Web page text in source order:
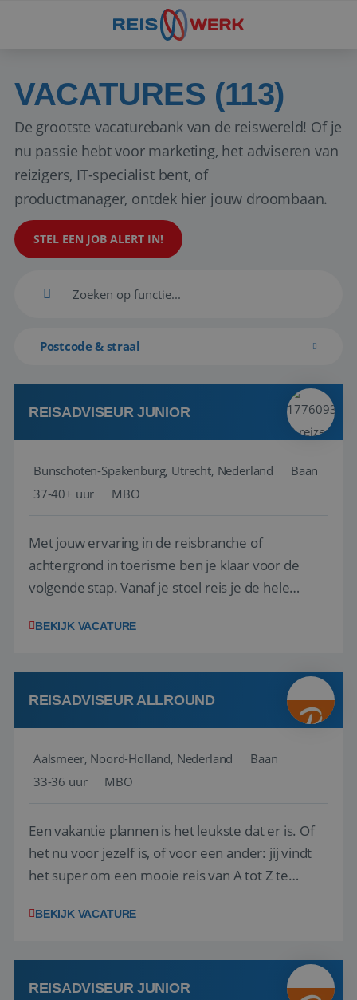
VACATURES (113)
De grootste vacaturebank van de reiswereld! Of je
nu passie hebt voor marketing, het adviseren van
reizigers, IT-specialist bent, of
productmanager, ontdek hier jouw droombaan.
STEL EEN JOB ALERT IN!
Postcode & straal
REISADVISEUR JUNIOR
Bunschoten-Spakenburg, Utrecht, Nederland
Baan
37-40+ uur
MBO
Met jouw ervaring in de reisbranche of
achtergrond in toerisme ben je klaar voor de
volgende stap. Vanaf je stoel reis je de hele
wensen van je team, je klant en wat er in de
klanten te overtuigen om die droomreis te
boeken! ...
BEKIJK VACATURE
REISADVISEUR ALLROUND
Aalsmeer, Noord-Holland, Nederland
Baan
33-36 uur
MBO
Een vakantie plannen is het leukste dat er is. Of
het nu voor jezelf is, of voor een ander: jij vindt
het super om een mooie reis van A tot Z te
vakantiegangers de meest prachtige plekjes op
werken: of het nu gaat om vragen ...
BEKIJK VACATURE
REISADVISEUR JUNIOR